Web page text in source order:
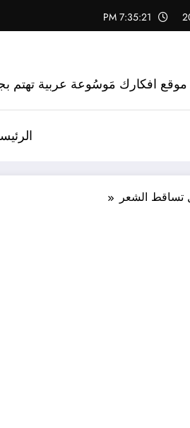
7:35:22 PM
موقع افكارك مَوسُوعة عربية تهتم
تساقط الشعر